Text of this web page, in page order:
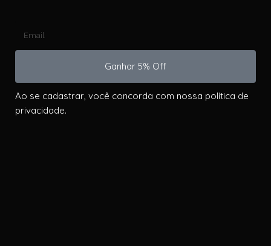
Ganhar 5% Off
Ao se cadastrar, você concorda com nossa política de
privacidade.